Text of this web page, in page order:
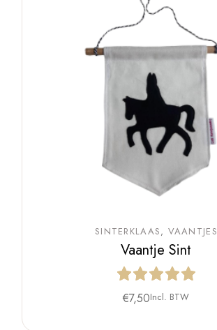
SINTERKLAAS VAANTJES
Vaantje Sint
€7,50Incl. BTW